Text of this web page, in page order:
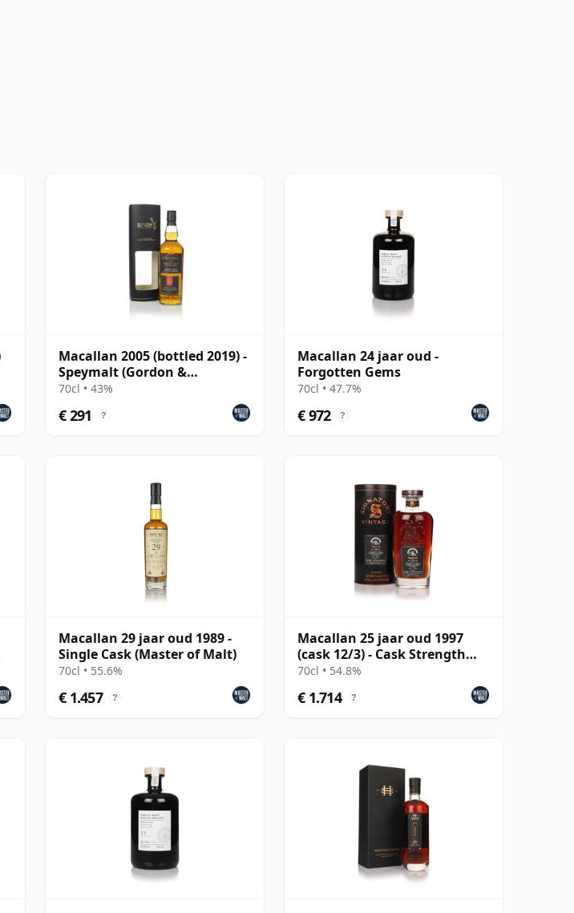
Macallan 2005 (bottled 2019) -
Speymalt (Gordon &
MacPhail)
70cl • 43%
€ 291 ?
Macallan 24 jaar oud -
Forgotten Gems
70cl • 47.7%
€ 972 ?
Macallan 29 jaar oud 1989 -
Single Cask (Master of Malt)
70cl • 55.6%
€ 1.457 ?
Macallan 25 jaar oud 1997
(cask 12/3) - Cask Strength
Collection
70cl • 54.8%
€ 1.714 ?